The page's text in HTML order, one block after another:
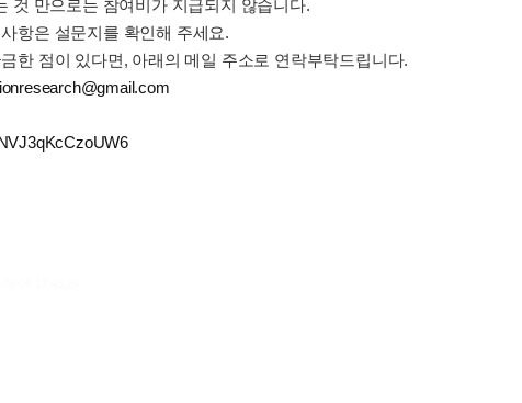
것 만으로는 참여비가 지급되지 않습니다.
항은 설문지를 확인해 주세요.
한 점이 있다면, 아래의 메일 주소로 연락부탁드립니다.